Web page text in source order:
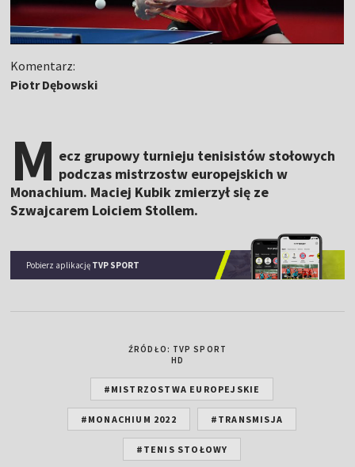
Komentarz:
Piotr Dębowski
M ecz grupowy turnieju tenisistów stołowych
podczas mistrzostw europejskich w
Monachium. Maciej Kubik zmierzył się ze
Szwajcarem Loiciem Stollem.
Pobierz aplikację TVP SPORT
ŹRÓDŁO: TVP SPORT
HD
#MISTRZOSTWA EUROPEJSKIE
#MONACHIUM 2022 #TRANSMISJA
#TENIS STOŁOWY